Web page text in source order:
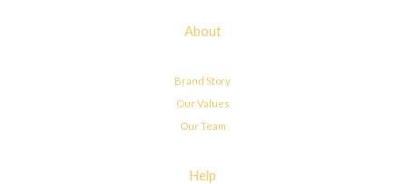
About
Brand Story
Our Values
Our Team
Help